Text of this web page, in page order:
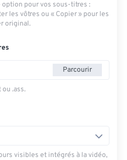
pour vos sous-titres :
les vôtres ou « Copier » pour les
original.
Parcourir
.ass.
visibles et intégrés à la vidéo,